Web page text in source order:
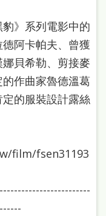
》系列電影中的
阿卡帕夫、曾獲
貝希勒、剪接麥
作曲家魯德溫葛
的服裝設計露絲
film/fsen31193